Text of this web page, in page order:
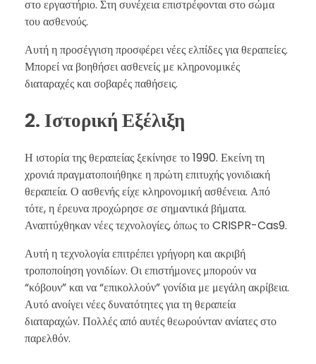
στο εργαστήριο. Στη συνέχεια επιστρέφονται στο σώμα
του ασθενούς.
Αυτή η προσέγγιση προσφέρει νέες ελπίδες για θεραπείες.
Μπορεί να βοηθήσει ασθενείς με κληρονομικές
διαταραχές και σοβαρές παθήσεις.
2. Ιστορική Εξέλιξη
Η ιστορία της θεραπείας ξεκίνησε το 1990. Εκείνη τη
χρονιά πραγματοποιήθηκε η πρώτη επιτυχής γονιδιακή
θεραπεία. Ο ασθενής είχε κληρονομική ασθένεια. Από
τότε, η έρευνα προχώρησε σε σημαντικά βήματα.
Αναπτύχθηκαν νέες τεχνολογίες, όπως το CRISPR-Cas9.
Αυτή η τεχνολογία επιτρέπει γρήγορη και ακριβή
τροποποίηση γονιδίων. Οι επιστήμονες μπορούν να
“κόβουν” και να “επικολλούν” γονίδια με μεγάλη ακρίβεια.
Αυτό ανοίγει νέες δυνατότητες για τη θεραπεία
διαταραχών. Πολλές από αυτές θεωρούνταν ανίατες στο
παρελθόν.